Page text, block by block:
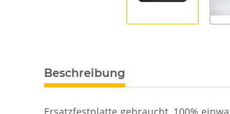
Beschreibung